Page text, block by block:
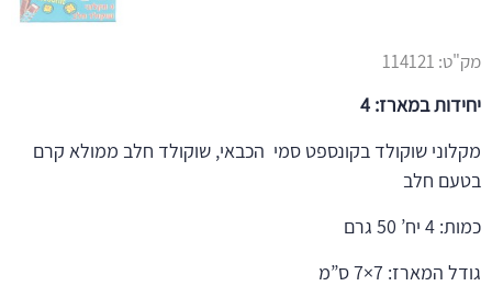
מק"ט: 114121
יחידות במארז: 4
מקלוני שוקולד בקונספט סמי הכבאי, שוקולד חלב ממולא קרם
בטעם חלב
כמות: 4 יח’ 50 גרם
גודל המארז: 7×7 ס”מ